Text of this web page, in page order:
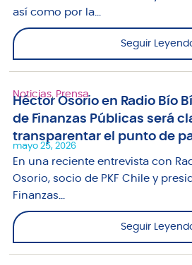
así como por la...
Seguir
Noticias, Prensa
Héctor Osorio en Radio Bío
de Finanzas Públicas será
transparentar el punto de
mayo 25, 2026
En una reciente entrevista con
Osorio, socio de PKF Chile y
Finanzas...
Seguir